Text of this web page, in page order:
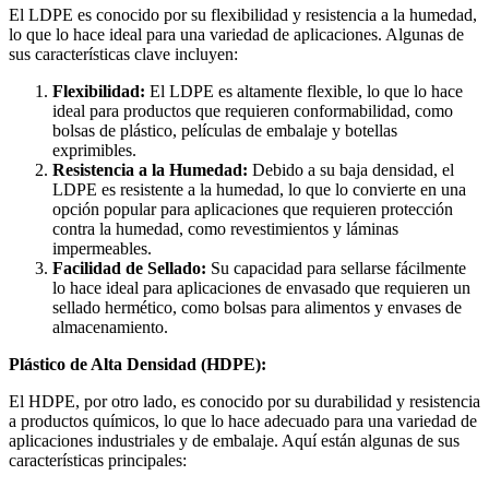
El LDPE es conocido por su flexibilidad y resistencia a la humedad,
lo que lo hace ideal para una variedad de aplicaciones. Algunas de
sus características clave incluyen:
Flexibilidad: El LDPE es altamente flexible, lo que lo hace
ideal para productos que requieren conformabilidad, como
bolsas de plástico, películas de embalaje y botellas
exprimibles.
Resistencia a la Humedad: Debido a su baja densidad, el
LDPE es resistente a la humedad, lo que lo convierte en una
opción popular para aplicaciones que requieren protección
contra la humedad, como revestimientos y láminas
impermeables.
Facilidad de Sellado: Su capacidad para sellarse fácilmente
lo hace ideal para aplicaciones de envasado que requieren un
sellado hermético, como bolsas para alimentos y envases de
almacenamiento.
Plástico de Alta Densidad (HDPE):
El HDPE, por otro lado, es conocido por su durabilidad y resistencia
a productos químicos, lo que lo hace adecuado para una variedad de
aplicaciones industriales y de embalaje. Aquí están algunas de sus
características principales: